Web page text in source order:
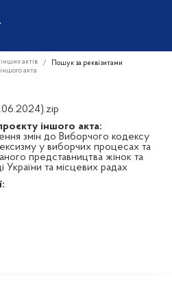
актів
Пошук за реквізитами
акта
іншого акта:
змін до Виборчого кодексу
у виборчих процесах та
представництва жінок та
України та місцевих радах